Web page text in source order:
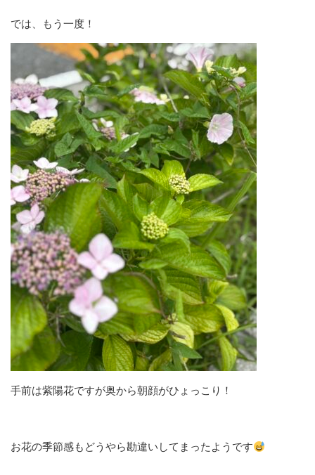
では、もう一度！
手前は紫陽花ですが奥から朝顔がひょっこり！
お花の季節感もどうやら勘違いしてまったようです